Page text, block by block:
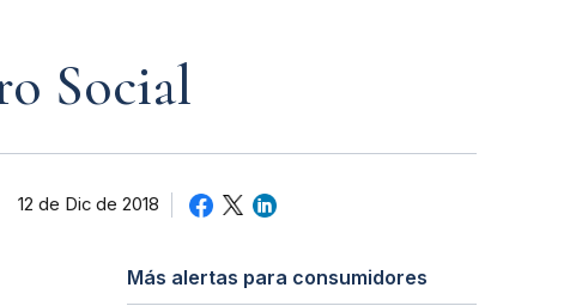
Social
12 de Dic de 2018
Más alertas para consumidores